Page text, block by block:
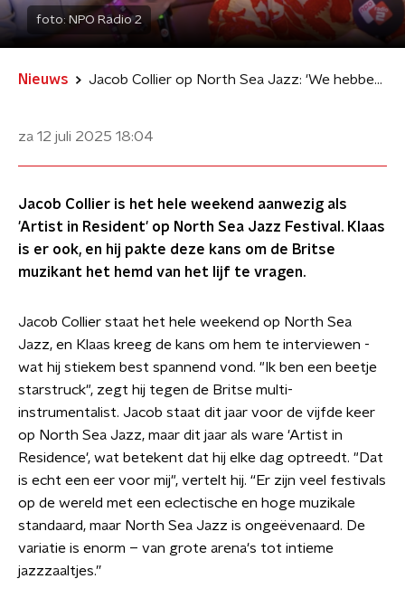
foto: NPO Radio 2
Nieuws Jacob Collier op North Sea Jazz: 'We hebben muziek nog nooit zó hard nodig gehad'
za 12 juli 2025 18:04
Jacob Collier is het hele weekend aanwezig als
'Artist in Resident' op North Sea Jazz Festival. Klaas
is er ook, en hij pakte deze kans om de Britse
muzikant het hemd van het lijf te vragen.
Jacob Collier staat het hele weekend op North Sea
Jazz, en Klaas kreeg de kans om hem te interviewen -
wat hij stiekem best spannend vond. "Ik ben een beetje
starstruck", zegt hij tegen de Britse multi-
instrumentalist. Jacob staat dit jaar voor de vijfde keer
op North Sea Jazz, maar dit jaar als ware 'Artist in
Residence', wat betekent dat hij elke dag optreedt. "Dat
is echt een eer voor mij", vertelt hij. “Er zijn veel festivals
op de wereld met een eclectische en hoge muzikale
standaard, maar North Sea Jazz is ongeëvenaard. De
variatie is enorm – van grote arena's tot intieme
jazzzaaltjes.”